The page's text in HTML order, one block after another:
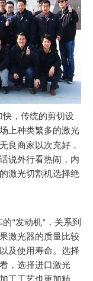
快，传统的剪切设
上种类繁多的激光
良商家以次充好，
说外行看热闹，内
激光切割机选择绝
“发动机”，关系到
激光器的质量比较
及使用寿命。选择
，选择进口激光